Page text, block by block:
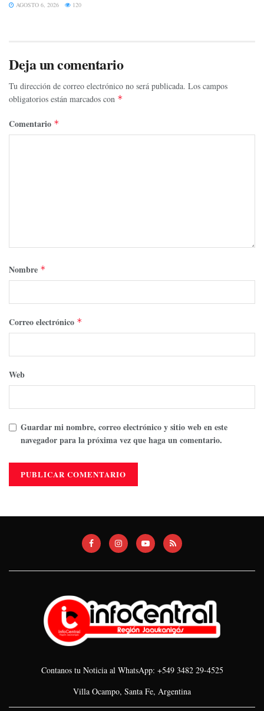
AGOSTO 6, 2026 120
Deja un comentario
Tu dirección de correo electrónico no será publicada. Los campos
obligatorios están marcados con *
Comentario *
Nombre *
Correo electrónico *
Web
Guardar mi nombre, correo electrónico y sitio web en este
navegador para la próxima vez que haga un comentario.
Contanos tu Noticia al WhatsApp: +549 3482 29-4525
Villa Ocampo, Santa Fe, Argentina